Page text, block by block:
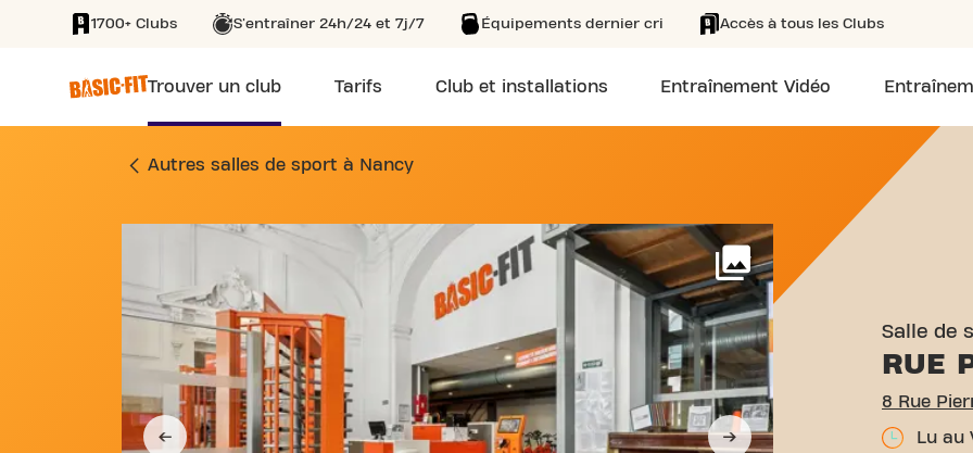
SKIP TO MAIN CONTENT
1700+ Clubs S'entraîner 24h/24 et 7j/7 Équipements dernier cri Accès à tous les Clubs
Trouver un club Tarifs Club et installations Entraînement Vidéo
SALLE DE SPORT 8 RUE PIERRE FOURIER
Autres salles de sport à Nancy
Voir plus
Salle de
RUE
8 Rue
Lu au